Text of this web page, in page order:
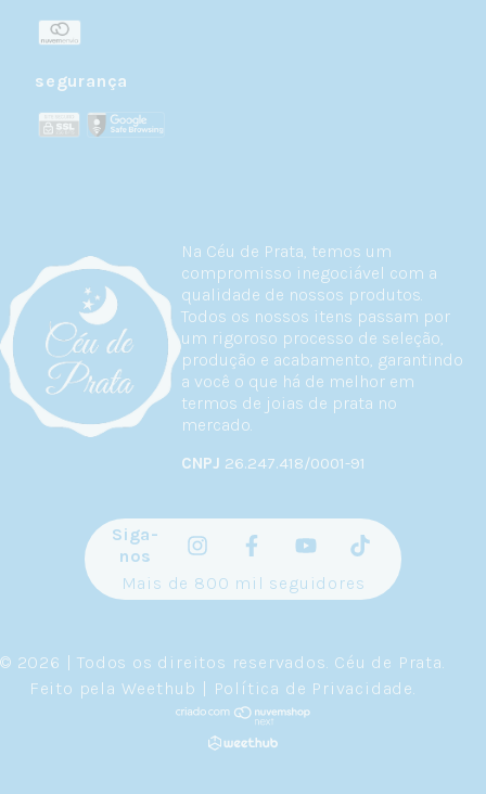
Na Céu de Prata, temos um
compromisso inegociável com a
qualidade de nossos produtos.
Todos os nossos itens passam por
um rigoroso processo de seleção,
produção e acabamento, garantindo
a você o que há de melhor em
termos de joias de prata no
mercado.
CNPJ 26.247.418/0001-91
segurança
Siga-
nos
Mais de 800 mil seguidores
© 2026 | Todos os direitos reservados. Céu de Prata.
Feito pela Weethub | Política de Privacidade.